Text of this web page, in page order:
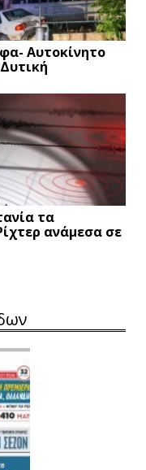
Αυτοκίνητο
τα
ανάμεσα σε